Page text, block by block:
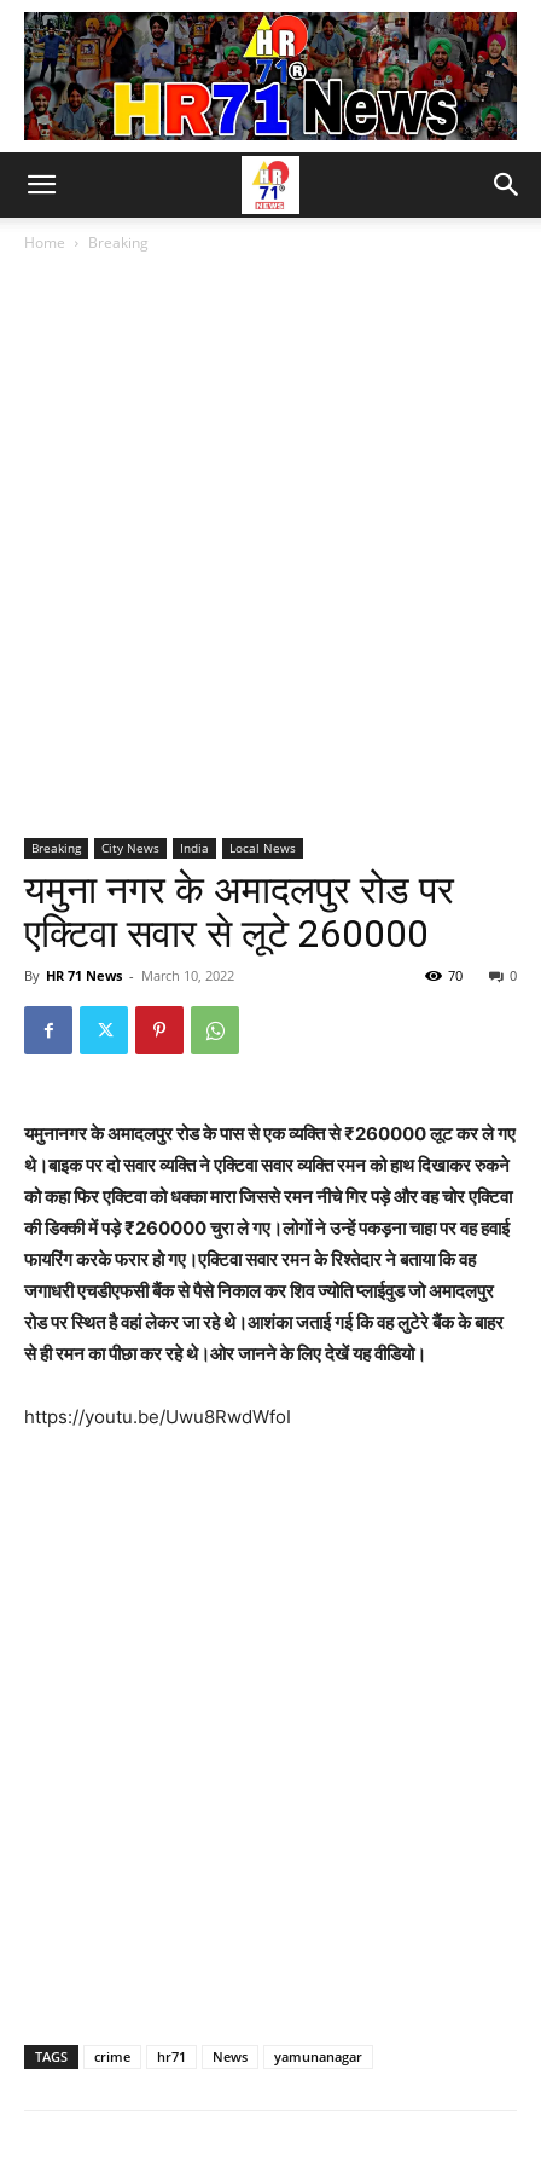
Home Breaking
Breaking City News India Local News
यमुना नगर के अमादलपुर रोड पर
एक्टिवा सवार से लूटे 260000
By HR 71 News - March 10, 2022 0
70
यमुनानगर के अमादलपुर रोड के पास से एक व्यक्ति से ₹260000 लूट कर ले गए
थे।बाइक पर दो सवार व्यक्ति ने एक्टिवा सवार व्यक्ति रमन को हाथ दिखाकर रुकने
को कहा फिर एक्टिवा को धक्का मारा जिससे रमन नीचे गिर पड़े और वह चोर एक्टिवा
की डिक्की में पड़े ₹260000 चुरा ले गए।लोगों ने उन्हें पकड़ना चाहा पर वह हवाई
फायरिंग करके फरार हो गए।एक्टिवा सवार रमन के रिश्तेदार ने बताया कि वह
जगाधरी एचडीएफसी बैंक से पैसे निकाल कर शिव ज्योति प्लाईवुड जो अमादलपुर
रोड पर स्थित है वहां लेकर जा रहे थे।आशंका जताई गई कि वह लुटेरे बैंक के बाहर
से ही रमन का पीछा कर रहे थे।ओर जानने के लिए देखें यह वीडियो।
https://youtu.be/Uwu8RwdWfoI
TAGS crime hr71 News yamunanagar